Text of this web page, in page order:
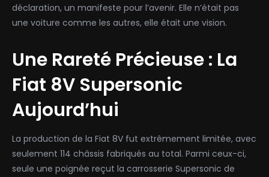
déclaration, un manifeste pour l’avenir. Elle n’était pas
une voiture comme les autres, elle était une vision.
Une Rareté Précieuse : La
Fiat 8V Supersonic
Aujourd’hui
La production de la Fiat 8V fut extrêmement limitée, avec
seulement 114 châssis fabriqués au total. Parmi ceux-ci,
seule une poignée reçut la carrosserie Supersonic de